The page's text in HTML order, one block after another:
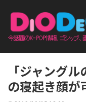
「ジャング
の寝起き顔が